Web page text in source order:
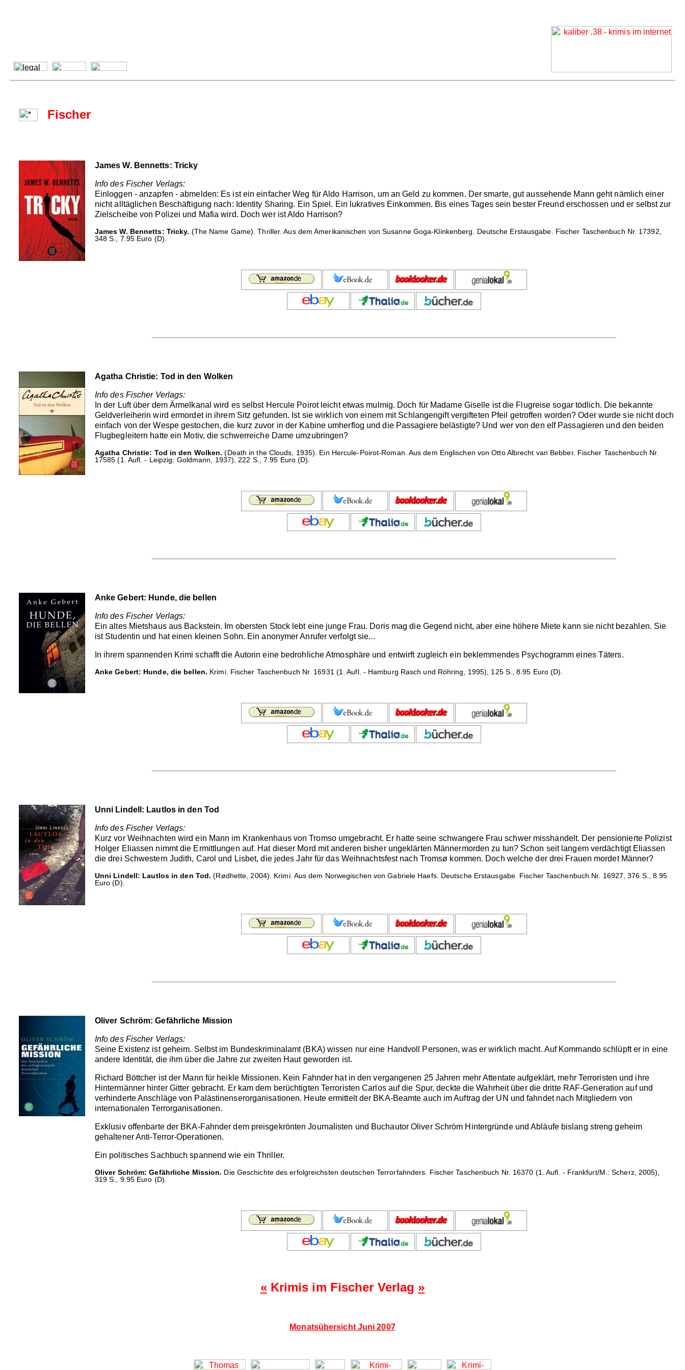
Fischer
James W. Bennetts: Tricky
Info des Fischer Verlags:
Einloggen - anzapfen - abmelden: Es ist ein einfacher Weg für Aldo Harrison, um an Geld zu kommen. Der smarte, gut aussehende Mann geht nämlich einer
nicht alltäglichen Beschäftigung nach: Identity Sharing. Ein Spiel. Ein lukratives Einkommen. Bis eines Tages sein bester Freund erschossen und er selbst zur
Zielscheibe von Polizei und Mafia wird. Doch wer ist Aldo Harrison?
James W. Bennetts: Tricky. (The Name Game). Thriller. Aus dem Amerikanischen von Susanne Goga-Klinkenberg. Deutsche Erstausgabe. Fischer Taschenbuch Nr. 17392,
348 S., 7.95 Euro (D).
Agatha Christie: Tod in den Wolken
Info des Fischer Verlags:
In der Luft über dem Ärmelkanal wird es selbst Hercule Poirot leicht etwas mulmig. Doch für Madame Giselle ist die Flugreise sogar tödlich. Die bekannte
Geldverleiherin wird ermordet in ihrem Sitz gefunden. Ist sie wirklich von einem mit Schlangengift vergifteten Pfeil getroffen worden? Oder wurde sie nicht doch
einfach von der Wespe gestochen, die kurz zuvor in der Kabine umherflog und die Passagiere belästigte? Und wer von den elf Passagieren und den beiden
Flugbegleitern hatte ein Motiv, die schwerreiche Dame umzubringen?
Agatha Christie: Tod in den Wolken. (Death in the Clouds, 1935). Ein Hercule-Poirot-Roman. Aus dem Englischen von Otto Albrecht van Bebber. Fischer Taschenbuch Nr.
17585 (1. Aufl. - Leipzig: Goldmann, 1937), 222 S., 7.95 Euro (D).
Anke Gebert: Hunde, die bellen
Info des Fischer Verlags:
Ein altes Mietshaus aus Backstein. Im obersten Stock lebt eine junge Frau. Doris mag die Gegend nicht, aber eine höhere Miete kann sie nicht bezahlen. Sie
ist Studentin und hat einen kleinen Sohn. Ein anonymer Anrufer verfolgt sie...
In ihrem spannenden Krimi schafft die Autorin eine bedrohliche Atmosphäre und entwirft zugleich ein beklemmendes Psychogramm eines Täters.
Anke Gebert: Hunde, die bellen. Krimi. Fischer Taschenbuch Nr. 16931 (1. Aufl. - Hamburg Rasch und Röhring, 1995), 125 S., 8.95 Euro (D).
Unni Lindell: Lautlos in den Tod
Info des Fischer Verlags:
Kurz vor Weihnachten wird ein Mann im Krankenhaus von Tromso umgebracht. Er hatte seine schwangere Frau schwer misshandelt. Der pensionierte Polizist
Holger Eliassen nimmt die Ermittlungen auf. Hat dieser Mord mit anderen bisher ungeklärten Männermorden zu tun? Schon seit langem verdächtigt Eliassen
die drei Schwestern Judith, Carol und Lisbet, die jedes Jahr für das Weihnachtsfest nach Tromsø kommen. Doch welche der drei Frauen mordet Männer?
Unni Lindell: Lautlos in den Tod. (Rødhette, 2004). Krimi. Aus dem Norwegischen von Gabriele Haefs. Deutsche Erstausgabe. Fischer Taschenbuch Nr. 16927, 376 S., 8.95
Euro (D).
Oliver Schröm: Gefährliche Mission
Info des Fischer Verlags:
Seine Existenz ist geheim. Selbst im Bundeskriminalamt (BKA) wissen nur eine Handvoll Personen, was er wirklich macht. Auf Kommando schlüpft er in eine
andere Identität, die ihm über die Jahre zur zweiten Haut geworden ist.
Richard Böttcher ist der Mann für heikle Missionen. Kein Fahnder hat in den vergangenen 25 Jahren mehr Attentate aufgeklärt, mehr Terroristen und ihre
Hintermänner hinter Gitter gebracht. Er kam dem berüchtigten Terroristen Carlos auf die Spur, deckte die Wahrheit über die dritte RAF-Generation auf und
verhinderte Anschläge von Palästinenserorganisationen. Heute ermittelt der BKA-Beamte auch im Auftrag der UN und fahndet nach Mitgliedern von
internationalen Terrorganisationen.
Exklusiv offenbarte der BKA-Fahnder dem preisgekrönten Journalisten und Buchautor Oliver Schröm Hintergründe und Abläufe bislang streng geheim
gehaltener Anti-Terror-Operationen.
Ein politisches Sachbuch spannend wie ein Thriller.
Oliver Schröm: Gefährliche Mission. Die Geschichte des erfolgreichsten deutschen Terrorfahnders. Fischer Taschenbuch Nr. 16370 (1. Aufl. - Frankfurt/M.: Scherz, 2005),
319 S., 9.95 Euro (D).
«Krimis im Fischer Verlag »
Monatsübersicht Juni 2007